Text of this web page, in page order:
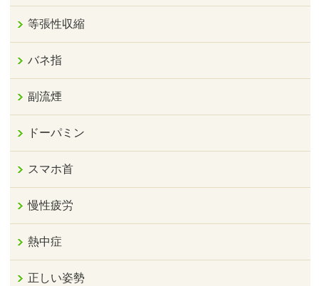
等張性収縮
バネ指
副流煙
ドーパミン
スマホ首
慢性疲労
熱中症
正しい姿勢